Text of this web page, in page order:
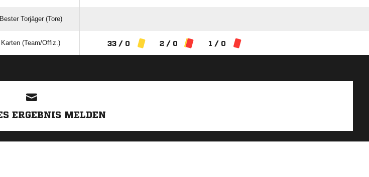
Bester Torjäger (Tore)
Karten (Team/Offiz.) 33 / 0 2 / 0 1 / 0
ERGEBNIS MELDEN